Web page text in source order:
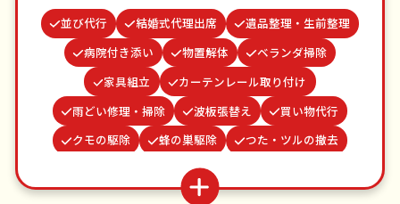
並び代行 結婚式代理出席
遺品整理・生前整理
病院付き添い
物置解体
ベランダ掃除
家具組立
カーテンレール取り付け
雨どい修理・掃除
波板張替え
買い物代行
クモの駆除
蜂の巣駆除
つた・ツルの撤去
水道パッキン交換
場所取り代行
お庭の水やり
網戸張替え